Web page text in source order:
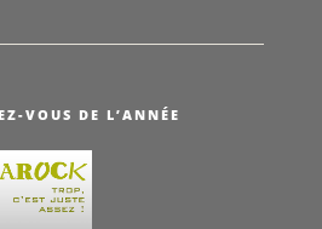
VOUS DE L’ANNÉE